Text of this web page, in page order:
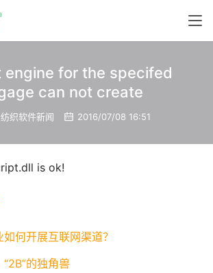
engine for the specifed
can not create
织软件新闻 2016/07/08 16:51
is ok!
何开展互联网渠道？
“2B”的独角兽